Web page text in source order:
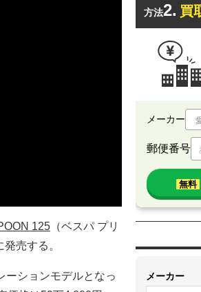
125 （ベスパ プリ
売する。
ーションモデルとなっ
方法2. 買
メーカー
郵便番号
無料
メーカー